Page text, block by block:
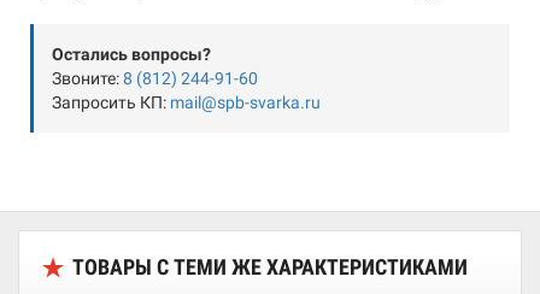
Остались вопросы?
Звоните:8 (812) 244-91-60
Запросить КП: mail@spb-svarka.ru
ТОВАРЫ С ТЕМИ ЖЕ ХАРАКТЕРИСТИКАМИ